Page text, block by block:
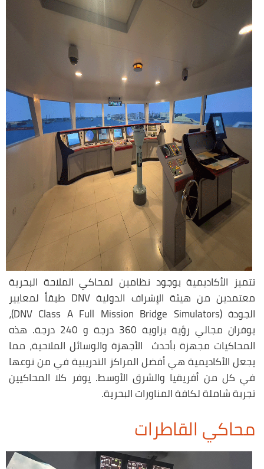
تتميز الأكاديمية بوجود نظامين لمحاكي الملاحة البحرية
معتمدين من هيئة الإشراف الدولية DNV طبقاً لمعايير
الجودة (DNV Class A Full Mission Bridge Simulators)،
يوفران مجالي رؤية بزاوية 360 درجة و 240 درجة. هذه
المحاكيات مجهزة بأحدث الأجهزة والوسائل الملاحية، مما
يجعل الأكاديمية هي أفضل المراكز التدريبية في من نوعها
في كل من أفريقيا والشرق الأوسط. يوفر كلا المحاكيين
تجربة شاملة لكافة المناورات البحرية.
محاكي القاطرات